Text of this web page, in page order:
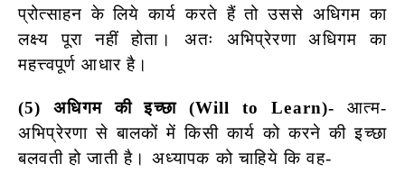
प्रोत्साहन के लिये कार्य करते हैं तो उससे अधिगम का
लक्ष्य पूरा नहीं होता। अतः अभिप्रेरणा अधिगम का
महत्त्वपूर्ण आधार है।
(5) अधिगम की इच्छा (Will to Learn)- आत्म-
अभिप्रेरणा से बालकों में किसी कार्य को करने की इच्छा
बलवती हो जाती है। अध्यापक को चाहिये कि वह-